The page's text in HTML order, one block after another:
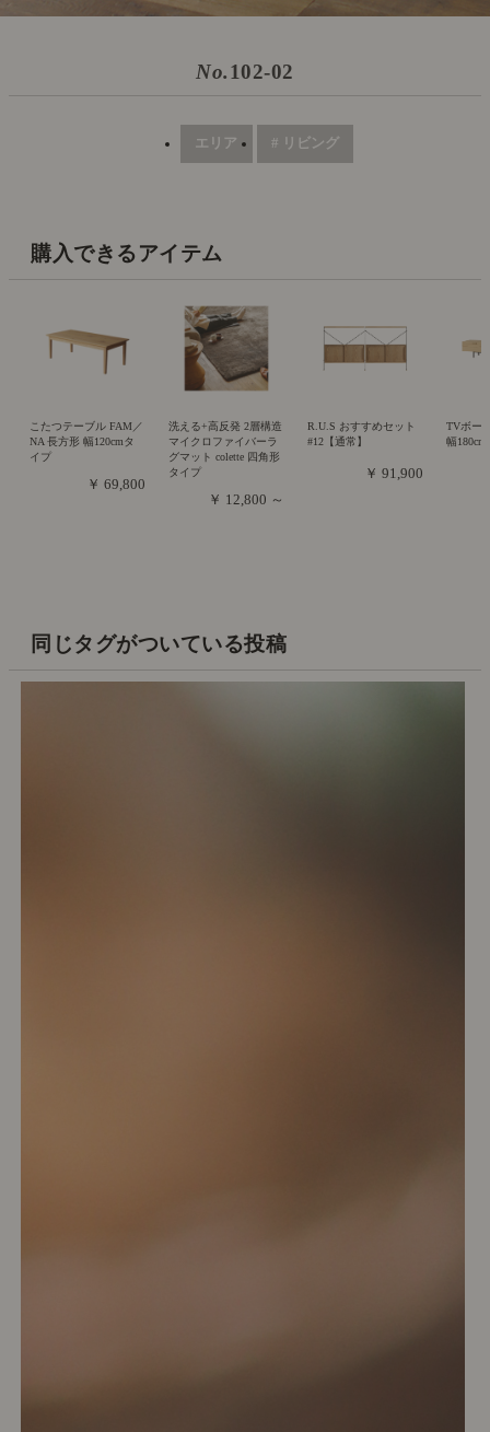
No.102-02
エリア # リビング
購入できるアイテム
こたつテーブル FAM／
NA 長方形 幅120cmタ
イプ
￥ 69,800
洗える+高反発 2層構造
マイクロファイバーラ
グマット colette 四角形
タイプ
￥ 12,800 ～
R.U.S おすすめセット
#12【通常】
￥ 91,900
TVボー
幅
同じタグがついている投稿